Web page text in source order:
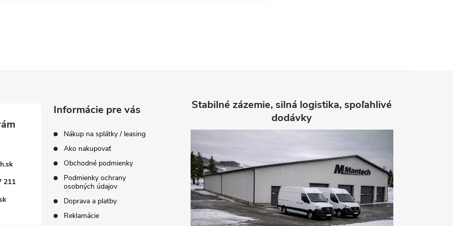
211
Informácie pre vás
Nákup na splátky / leasing
Ako nakupovať
Obchodné podmienky
Podmienky ochrany
osobných údajov
Doprava a platby
Reklamácie
Stabilné zázemie, silná logistika, spoľahlivé
dodávky